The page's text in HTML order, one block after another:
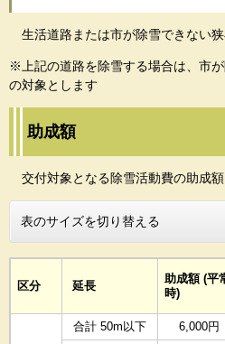
生活道路または市が除雪できない
※上記の道路を除雪する場合は、市
の対象とします
助成額
交付対象となる除雪活動費の助成額
表のサイズを切り替える
区分 延長
助成額 (平
時)
合計 50m以下 6,000円